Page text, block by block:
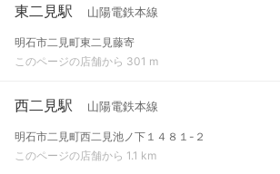
東二見駅 山陽電鉄本線
明石市二見町東二見藤寄
このページの店舗から 301 m
西二見駅 山陽電鉄本線
明石市二見町西二見池ノ下１４８１-２
このページの店舗から 1.1 km